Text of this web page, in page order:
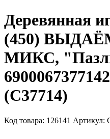
Деревянная
(450)
МИКС,
(C37714)
Код товара: 126141 Артикул: